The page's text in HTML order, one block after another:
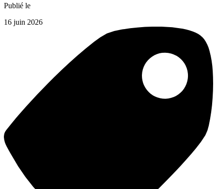
Publié le
16 juin 2026